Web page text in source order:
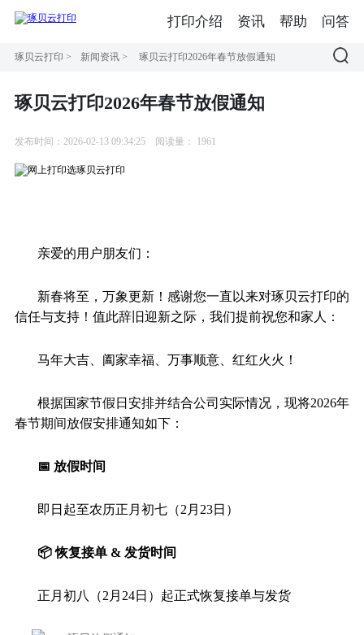
琢贝云打印 > 新闻资讯 > 琢贝云打印2026年春节放假通知
琢贝云打印2026年春节放假通知
发布时间：2026-02-13 09:34:25 阅读量： 1961
亲爱的用户朋友们：
新春将至，万象更新！感谢您一直以来对琢贝云打印的
信任与支持！值此辞旧迎新之际，我们提前祝您和家人：
马年大吉、阖家幸福、万事顺意、红红火火！
根据国家节假日安排并结合公司实际情况，现将2026年
春节期间放假安排通知如下：
📅 放假时间
即日起至农历正月初七（2月23日）
📦 恢复接单 & 发货时间
正月初八（2月24日）起正式恢复接单与发货
打印介绍 资讯 帮助 问答